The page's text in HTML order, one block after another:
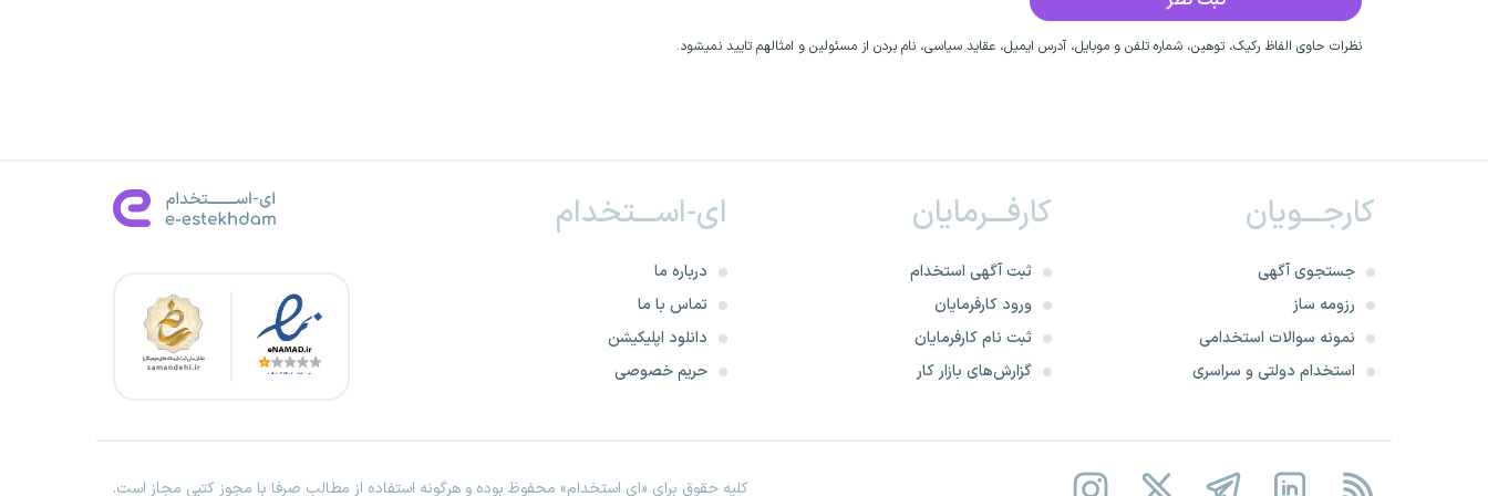
نظرات حاوی الفاظ رکیک، توهین، شماره تلفن و موبایل، آدرس ایمیل، عقاید سیاسی، نام بردن از مسئولین و امثالهم تایید نمیشود.
کارجـــویان
جستجوی آگهی
رزومه ساز
نمونه سوالات استخدامی
استخدام دولتی و سراسری
کارفـــرمایان
ثبت آگهی استخدام
ورود کارفرمایان
ثبت نام کارفرمایان
گزارش‌های بازار کار
ای-اســـتخدام
درباره ما
تماس با ما
دانلود اپلیکیشن
حریم خصوصی
کلیه حقوق برای «ای استخدام» محفوظ بوده و هرگونه استفاده از مطالب صرفا با مجوز کتبی مجاز است.